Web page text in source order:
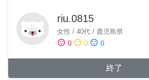
riu.0815
女性 / 40代 / 鹿児島県
sentiment_satisfied 0 sentiment_neutral 0 sentiment_dissatisfied 0
終了